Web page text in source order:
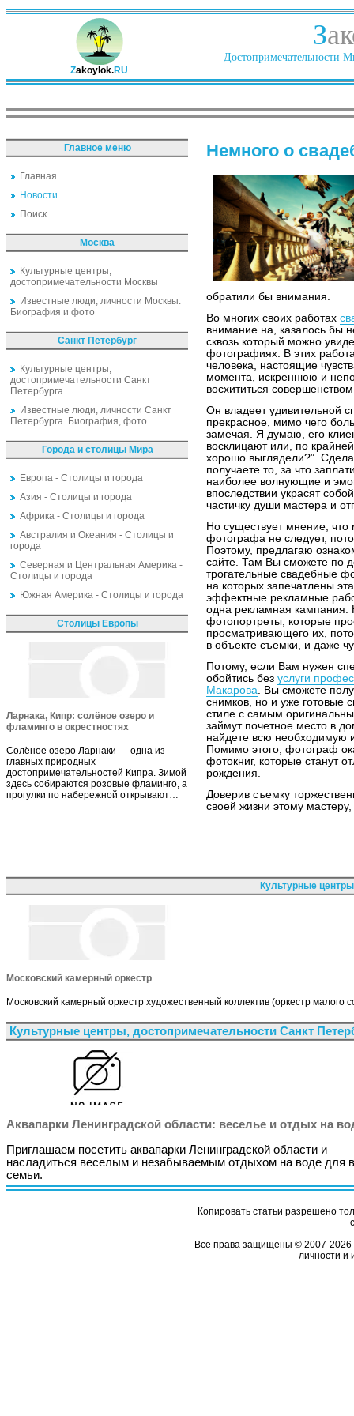
Zakoylok.RU
З
Достопримечательности
Главное меню
Главная
Новости
Поиск
Москва
Культурные центры,
достопримечательности Москвы
Известные люди, личности Москвы.
Биография и фото
Санкт Петербург
Культурные центры,
достопримечательности Санкт
Петербурга
Известные люди, личности Санкт
Петербурга. Биография, фото
Города и столицы Мира
Европа - Столицы и города
Азия - Столицы и города
Африка - Столицы и города
Австралия и Океания - Столицы и
города
Северная и Центральная Америка -
Столицы и города
Южная Америка - Столицы и города
Столицы Европы
Ларнака, Кипр: солёное озеро и
фламинго в окрестностях
Солёное озеро Ларнаки — одна из
главных природных
достопримечательностей Кипра. Зимой
здесь собираются розовые фламинго, а
прогулки по набережной открывают…
Немного о
обратили бы внимания.
Во многих своих работах
внимание на, казалось бы
сквозь который можно
фотографиях. В этих
человека, настоящие
момента, искреннюю и
восхититься
Он владеет удивительной
прекрасное, мимо чего
замечая. Я думаю, его
восклицают или, по
хорошо выглядели?”.
получаете то, за что
наиболее волнующие и
впоследствии украсят
частичку души мастера и
Но существует мнение, что
фотографа не следует,
Поэтому, предлагаю
сайте. Там Вы сможете по
трогательные свадебные
на которых запечатлены
эффектные рекламные
одна рекламная кампания.
фотопортреты, которые
просматривающего их,
в объекте съемки, и даже
Потому, если Вам нужен
обойтись без услуги
Макарова. Вы сможете
снимков, но и уже готовые
стиле с самым
займут почетное место в
найдете всю
Помимо этого, фотограф
фотокниг, которые станут
рождения.
Доверив съемку
своей жизни этому
Культурные
Московский камерный оркестр
Московский камерный оркестр художественный коллектив (оркестр
Культурные центры, достопримечательности Санкт
Аквапарки Ленинградской области: веселье и отдых на
Приглашаем посетить аквапарки Ленинградской области и
насладиться веселым и незабываемым отдыхом на воде для
семьи.
Копировать статьи разрешено
Все права защищены © 2007-2026
личности и